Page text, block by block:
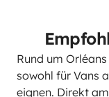
Rund um
sowohl für Vans
eignen. Direkt